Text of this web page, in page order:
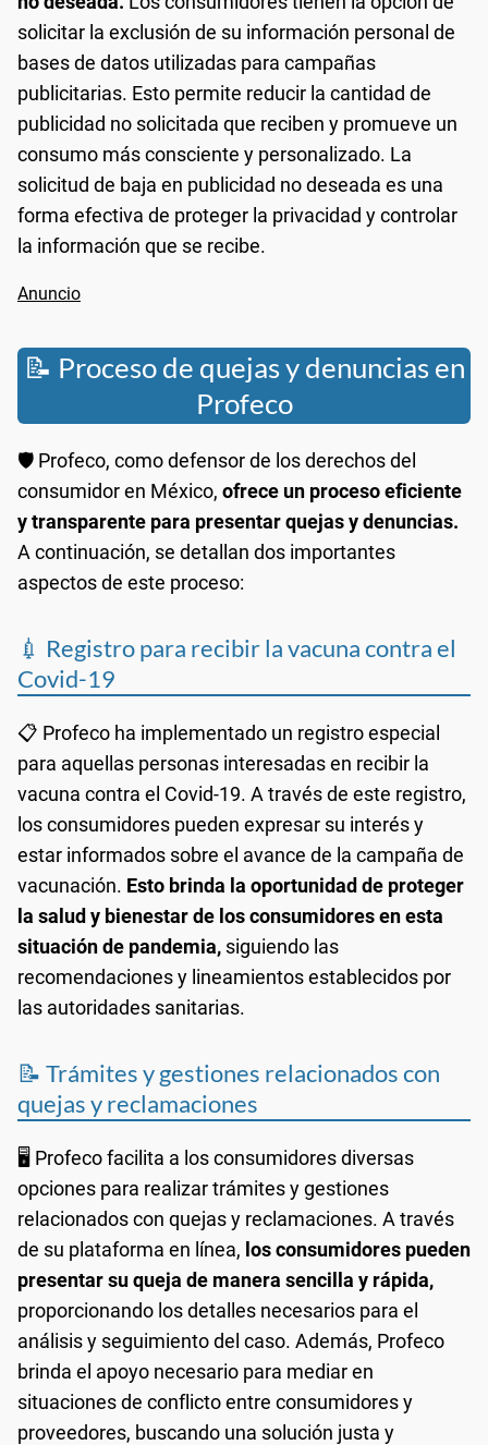
solicitar la exclusión de su información personal de
bases de datos utilizadas para campañas
publicitarias. Esto permite reducir la cantidad de
publicidad no solicitada que reciben y promueve un
consumo más consciente y personalizado. La
solicitud de baja en publicidad no deseada es una
forma efectiva de proteger la privacidad y controlar
la información que se recibe.
📝 Proceso de quejas y denuncias en
Profeco
🛡️ Profeco, como defensor de los derechos del
consumidor en México, ofrece un proceso eficiente
y transparente para presentar quejas y denuncias.
A continuación, se detallan dos importantes
aspectos de este proceso:
💉 Registro para recibir la vacuna contra el
Covid-19
📋 Profeco ha implementado un registro especial
para aquellas personas interesadas en recibir la
vacuna contra el Covid-19. A través de este registro,
los consumidores pueden expresar su interés y
estar informados sobre el avance de la campaña de
vacunación. Esto brinda la oportunidad de proteger
la salud y bienestar de los consumidores en esta
situación de pandemia, siguiendo las
recomendaciones y lineamientos establecidos por
las autoridades sanitarias.
📝 Trámites y gestiones relacionados con
quejas y reclamaciones
🖥️ Profeco facilita a los consumidores diversas
opciones para realizar trámites y gestiones
relacionados con quejas y reclamaciones. A través
de su plataforma en línea, los consumidores pueden
presentar su queja de manera sencilla y rápida,
proporcionando los detalles necesarios para el
análisis y seguimiento del caso. Además, Profeco
brinda el apoyo necesario para mediar en
situaciones de conflicto entre consumidores y
proveedores, buscando una solución justa y